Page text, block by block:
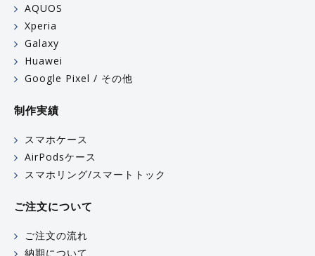
AQUOS
Xperia
Galaxy
Huawei
Google Pixel / その他
制作実績
スマホケース
AirPodsケース
スマホリング/スマートトック
ご注文について
ご注文の流れ
納期について